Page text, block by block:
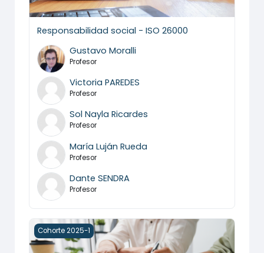
Responsabilidad social - ISO 26000
Gustavo Moralli
Profesor
Victoria PAREDES
Profesor
Sol Nayla Ricardes
Profesor
María Luján Rueda
Profesor
Dante SENDRA
Profesor
ISO 9001:2015 - Sistema de gestión de la calidad
Cohorte 2025-1